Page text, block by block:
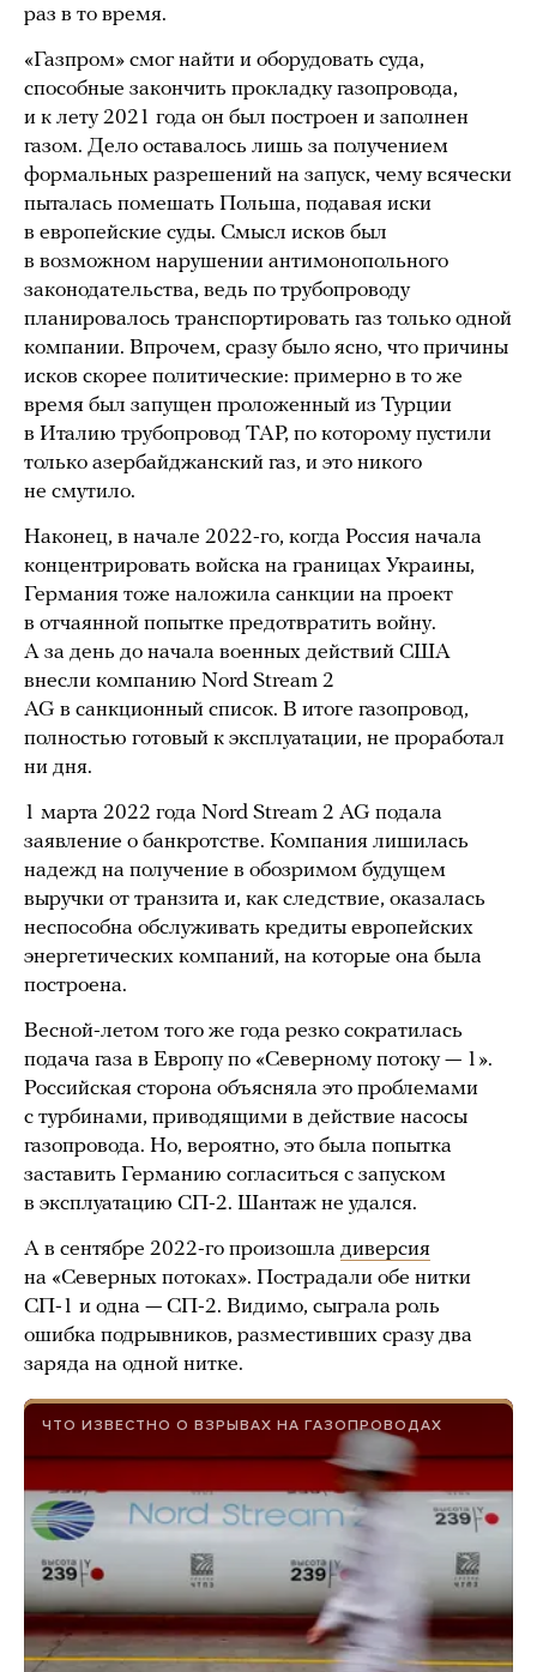
раз в то время.
«Газпром» смог найти и оборудовать суда,
способные закончить прокладку газопровода,
и к лету 2021 года он был построен и заполнен
газом. Дело оставалось лишь за получением
формальных разрешений на запуск, чему всячески
пыталась помешать Польша, подавая иски
в европейские суды. Смысл исков был
в возможном нарушении антимонопольного
законодательства, ведь по трубопроводу
планировалось транспортировать газ только одной
компании. Впрочем, сразу было ясно, что причины
исков скорее политические: примерно в то же
время был запущен проложенный из Турции
в Италию трубопровод TAP, по которому пустили
только азербайджанский газ, и это никого
не смутило.
Наконец, в начале 2022-го, когда Россия начала
концентрировать войска на границах Украины,
Германия тоже наложила санкции на проект
в отчаянной попытке предотвратить войну.
А за день до начала военных действий США
внесли компанию Nord Stream 2
AG в санкционный список. В итоге газопровод,
полностью готовый к эксплуатации, не проработал
ни дня.
1 марта 2022 года Nord Stream 2 AG подала
заявление о банкротстве. Компания лишилась
надежд на получение в обозримом будущем
выручки от транзита и, как следствие, оказалась
неспособна обслуживать кредиты европейских
энергетических компаний, на которые она была
построена.
Весной-летом того же года резко сократилась
подача газа в Европу по «Северному потоку — 1».
Российская сторона объясняла это проблемами
с турбинами, приводящими в действие насосы
газопровода. Но, вероятно, это была попытка
заставить Германию согласиться с запуском
в эксплуатацию СП-2. Шантаж не удался.
А в сентябре 2022-го произошла диверсия
на «Северных потоках». Пострадали обе нитки
СП-1 и одна — СП-2. Видимо, сыграла роль
ошибка подрывников, разместивших сразу два
заряда на одной нитке.
ЧТО ИЗВЕСТНО О ВЗРЫВАХ НА ГАЗОПРОВОДАХ